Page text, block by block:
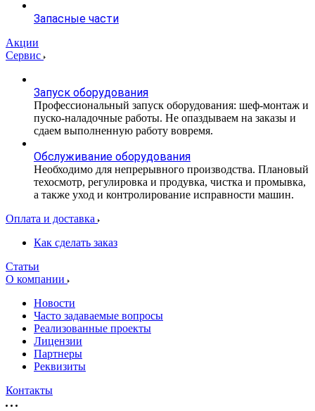
Запасные части
Акции
Сервис
Запуск оборудования
Профессиональный запуск оборудования: шеф-монтаж и
пуско-наладочные работы. Не опаздываем на заказы и
сдаем выполненную работу вовремя.
Обслуживание оборудования
Необходимо для непрерывного производства. Плановый
техосмотр, регулировка и продувка, чистка и промывка,
а также уход и контролирование исправности машин.
Оплата и доставка
Как сделать заказ
Статьи
О компании
Новости
Часто задаваемые вопросы
Реализованные проекты
Лицензии
Партнеры
Реквизиты
Контакты